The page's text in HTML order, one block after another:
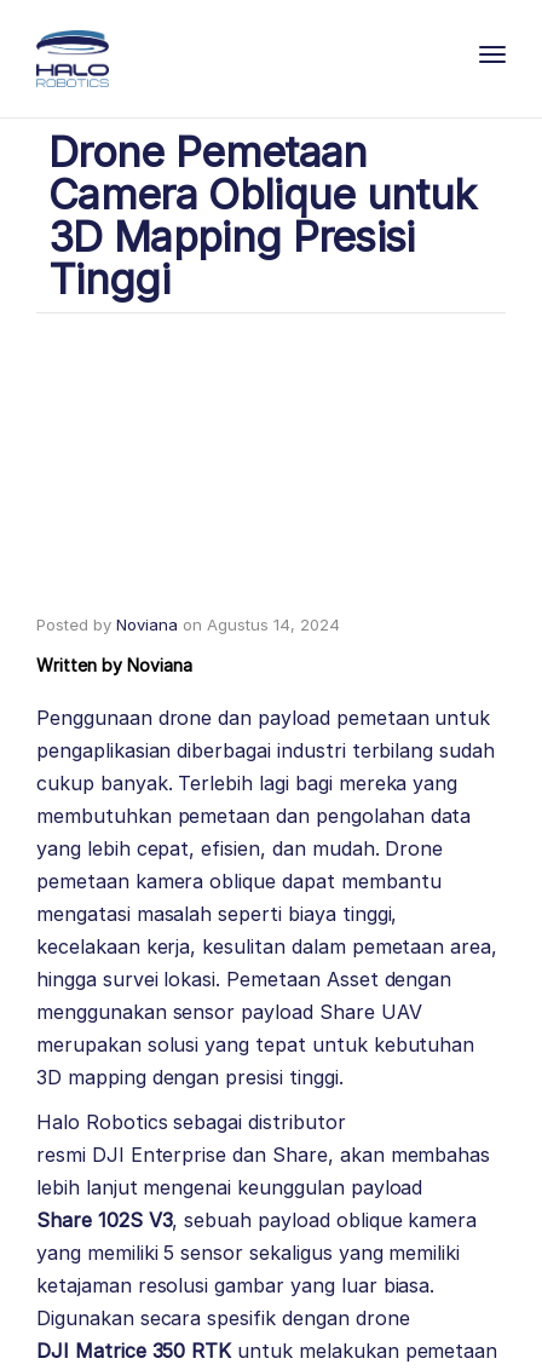
Drone Pemetaan
Camera Oblique untuk
3D Mapping Presisi
Tinggi
Posted by Noviana on Agustus 14, 2024
Written by Noviana
Penggunaan drone dan payload pemetaan untuk
pengaplikasian diberbagai industri terbilang sudah
cukup banyak. Terlebih lagi bagi mereka yang
membutuhkan pemetaan dan pengolahan data
yang lebih cepat, efisien, dan mudah. Drone
pemetaan kamera oblique dapat membantu
mengatasi masalah seperti biaya tinggi,
kecelakaan kerja, kesulitan dalam pemetaan area,
hingga survei lokasi. Pemetaan Asset dengan
menggunakan sensor payload Share UAV
merupakan solusi yang tepat untuk kebutuhan
3D mapping dengan presisi tinggi.
Halo Robotics sebagai distributor
resmi DJI Enterprise dan Share, akan membahas
lebih lanjut mengenai keunggulan payload
Share 102S V3, sebuah payload oblique kamera
yang memiliki 5 sensor sekaligus yang memiliki
ketajaman resolusi gambar yang luar biasa.
Digunakan secara spesifik dengan drone
DJI Matrice 350 RTKuntuk melakukan pemetaan